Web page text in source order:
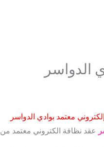
الدواسر
معتمد بوادي الدواسر
عقد نظافة الكتروني معتمد من